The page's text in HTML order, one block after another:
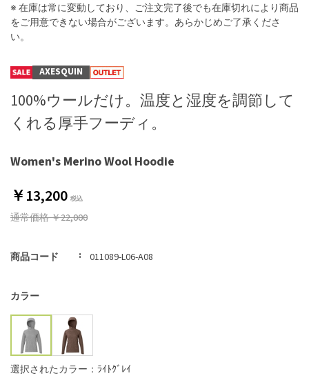
※ 在庫は常に変動しており、ご注文完了後でも在庫切れにより商品
をご用意できない場合がございます。あらかじめご了承くださ
い。
Women's Merino Wool Hoodie
AXESQUIN
100%ウールだけ。温度と湿度を調節して
くれる厚手フーディ。
￥13,200
通常価格￥22,000
商品コード 011089-L06-A08
カラー
選択されたカラー：ﾗｲﾄｸﾞﾚｲ